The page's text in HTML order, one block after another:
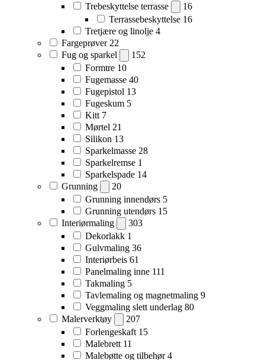
Trebeskyttelse terrasse
16
Terrassebeskyttelse 16
Tretjære og linolje 4
Fargeprøver 22
Fug og sparkel
152
Formtre 10
Fugemasse 40
Fugepistol 13
Fugeskum 5
Kitt 7
Mørtel 21
Silikon 13
Sparkelmasse 28
Sparkelremse 1
Sparkelspade 14
Grunning
20
Grunning innendørs 5
Grunning utendørs 15
Interiørmaling
303
Dekorlakk 1
Gulvmaling 36
Interiørbeis 61
Panelmaling inne 111
Takmaling 5
Tavlemaling og magnetmaling 9
Veggmaling slett underlag 80
Malerverktøy
207
Forlengeskaft 15
Malebrett 11
Malebøtte og tilbehør 4